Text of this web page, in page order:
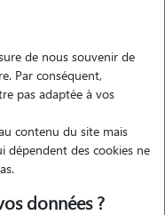
de nous souvenir de
Par conséquent,
pas adaptée à vos
contenu du site mais
dépendent des cookies ne
données ?